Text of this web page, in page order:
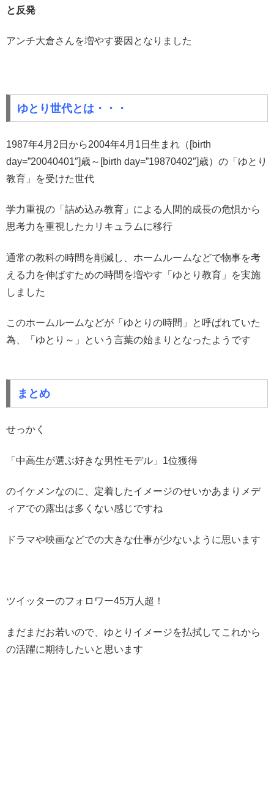
と反発
アンチ大倉さんを増やす要因となりました
ゆとり世代とは・・・
1987年4月2日から2004年4月1日生まれ（[birth
day=”20040401″]歳～[birth day=”19870402″]歳）の「ゆとり
教育」を受けた世代
学力重視の「詰め込み教育」による人間的成長の危惧から
思考力を重視したカリキュラムに移行
通常の教科の時間を削減し、ホームルームなどで物事を考
える力を伸ばすための時間を増やす「ゆとり教育」を実施
しました
このホームルームなどが「ゆとりの時間」と呼ばれていた
為、「ゆとり～」という言葉の始まりとなったようです
まとめ
せっかく
「中高生が選ぶ好きな男性モデル」1位獲得
のイケメンなのに、定着したイメージのせいかあまりメデ
ィアでの露出は多くない感じですね
ドラマや映画などでの大きな仕事が少ないように思います
ツイッターのフォロワー45万人超！
まだまだお若いので、ゆとりイメージを払拭してこれから
の活躍に期待したいと思います